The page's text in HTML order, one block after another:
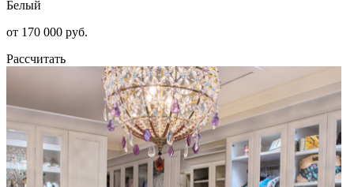
Белый
от 170 000 руб.
Рассчитать